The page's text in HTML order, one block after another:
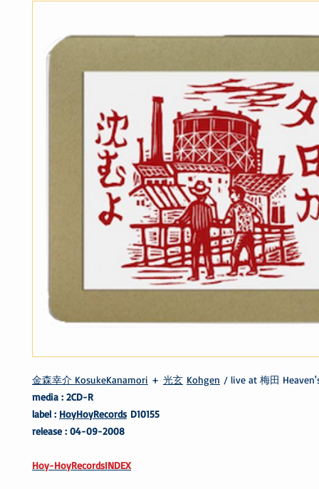
金森幸介 KosukeKanamori + 光玄 Kohgen / live at 梅田
media : 2CD-R
label : HoyHoyRecords D10155
release : 04-09-2008
Hoy-HoyRecordsINDEX